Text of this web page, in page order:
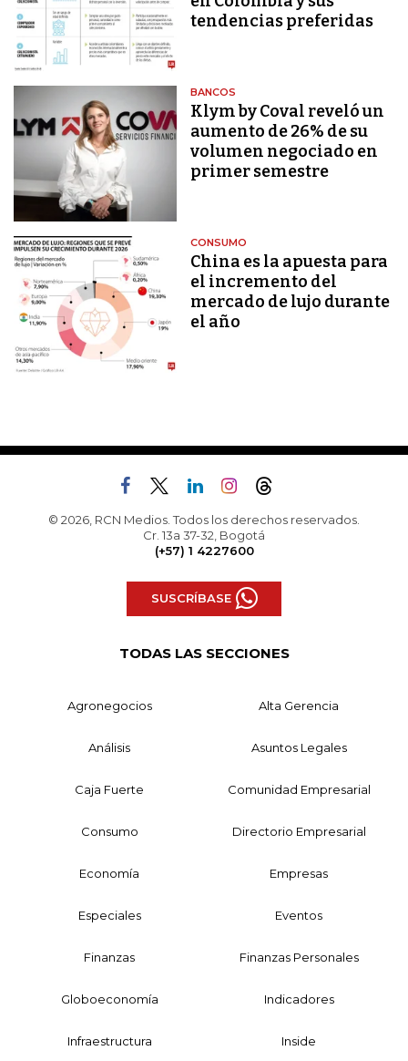
tendencias preferidas
BANCOS
Klym by Coval reveló un
aumento de 26% de su
volumen negociado en
primer semestre
CONSUMO
China es la apuesta para
el incremento del
mercado de lujo durante
el año
© 2026, RCN Medios. Todos los derechos reservados.
Cr. 13a 37-32, Bogotá
(+57) 1 4227600
SUSCRÍBASE
TODAS LAS SECCIONES
Agronegocios Alta Gerencia
Análisis Asuntos Legales
Caja Fuerte Comunidad Empresarial
Consumo Directorio Empresarial
Economía Empresas
Especiales Eventos
Finanzas Finanzas Personales
Globoeconomía Indicadores
Infraestructura Inside